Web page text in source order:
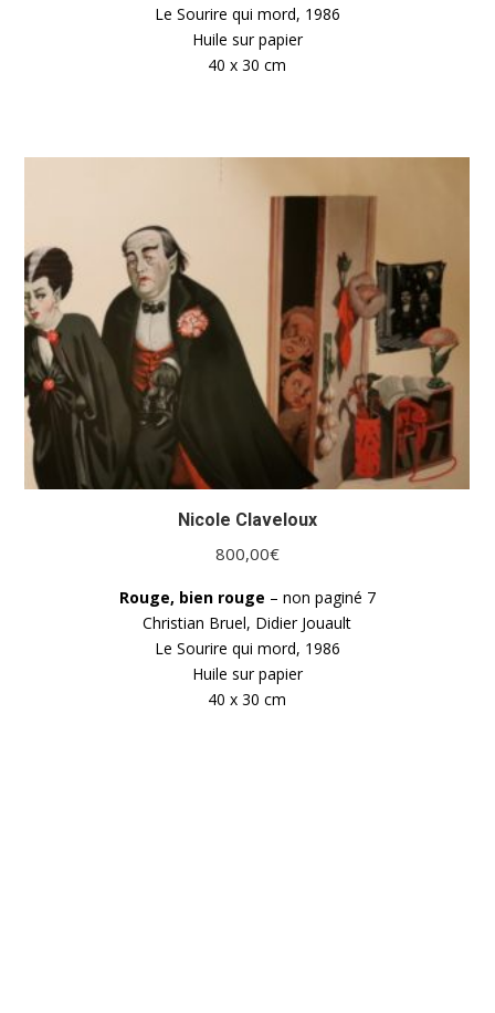
Le Sourire qui mord, 1986
Huile sur papier
40 x 30 cm
Nicole Claveloux
800,00€
Rouge, bien rouge – non paginé 7
Christian Bruel, Didier Jouault
Le Sourire qui mord, 1986
Huile sur papier
40 x 30 cm